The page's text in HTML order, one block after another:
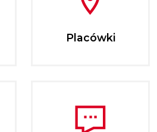
Placówki